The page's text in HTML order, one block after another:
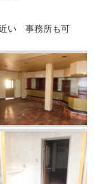
近い 事務所も可